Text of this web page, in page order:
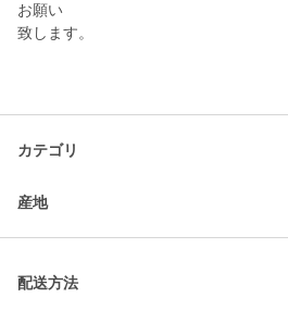
お願い
致します。
カテゴリ
産地
配送方法